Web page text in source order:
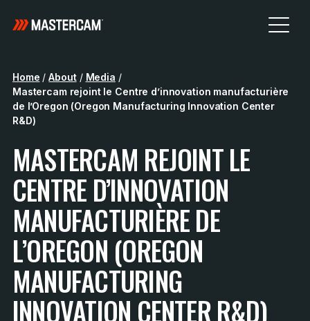
Home / About / Media /
Mastercam rejoint le Centre d’innovation manufacturière
de l’Oregon (Oregon Manufacturing Innovation Center
R&D)
MASTERCAM REJOINT LE
CENTRE D’INNOVATION
MANUFACTURIÈRE DE
L’OREGON (OREGON
MANUFACTURING
INNOVATION CENTER R&D)